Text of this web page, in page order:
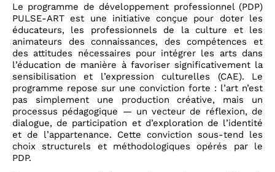
Le programme de développement professionnel (PDP)
PULSE-ART est une initiative conçue pour doter les
éducateurs, les professionnels de la culture et les
animateurs des connaissances, des compétences et
des attitudes nécessaires pour intégrer les arts dans
l’éducation de manière à favoriser significativement la
sensibilisation et l’expression culturelles (CAE). Le
programme repose sur une conviction forte : l’art n’est
pas simplement une production créative, mais un
processus pédagogique — un vecteur de réflexion, de
dialogue, de participation et d’exploration de l’identité
et de l’appartenance. Cette conviction sous-tend les
choix structurels et méthodologiques opérés par le
PDP.